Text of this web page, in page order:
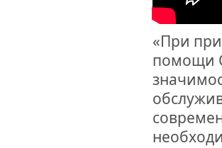
РОССИИ
«При
помощи